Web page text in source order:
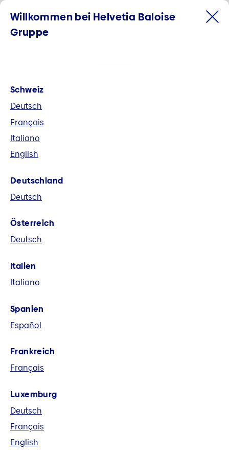
Willkommen bei der Helvetia
Baloise Gruppe
Allbranchenversicherer der Schweiz und
eine führende europäische
Märkten und global Versicherungs-,
Vorsorge- und Finanzlösungen an.
Willkommen bei Helvetia Baloise
Gruppe
Schweiz
Deutsch
Français
Italiano
English
Deutschland
Deutsch
Österreich
Deutsch
Italien
Italiano
Spanien
Español
Frankreich
Français
Luxemburg
Deutsch
Français
English